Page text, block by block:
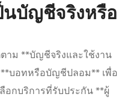
นบัญชีจริงหรือ
าม **บัญชีจริงและใช้งาน
บอทหรือบัญชีปลอม** เพื่อ
อกบริการที่รับประกัน **ผู้